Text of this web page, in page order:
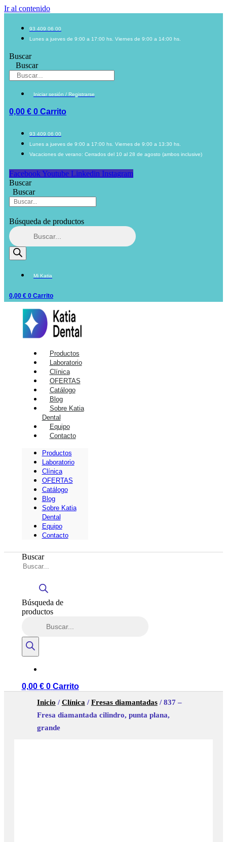
Ir al contenido
93 409 06 00
Lunes a jueves de 9:00 a 17:00 hs. Viernes de 9:00 a 14:00 hs.
Buscar
Buscar
Iniciar sesión / Registrarse
0,00 € 0 Carrito
93 409 06 00
Lunes a jueves de 9:00 a 17:00 hs. Viernes de 9:00 a 13:30 hs.
Vacaciones de verano: Cerrados del 10 al 28 de agosto (ambos inclusive)
Facebook Youtube Linkedin Instagram
Buscar
Buscar
Búsqueda de productos
Mi Katia
0,00 € 0 Carrito
Productos
Laboratorio
Clínica
OFERTAS
Catálogo
Blog
Sobre Katia
Dental
Equipo
Contacto
Productos
Laboratorio
Clínica
OFERTAS
Catálogo
Blog
Sobre Katia
Dental
Equipo
Contacto
Buscar
Búsqueda de
productos
0,00 € 0 Carrito
Inicio /Clínica /Fresas diamantadas/ 837 –
Fresa diamantada cilindro, punta plana,
grande